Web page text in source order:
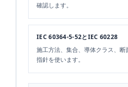
確認します。
IEC 60364-5-52とIEC 60228
施工方法、集合、導体クラス、
指針を使います。